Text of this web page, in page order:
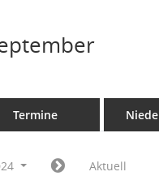
Termine
Aktuell